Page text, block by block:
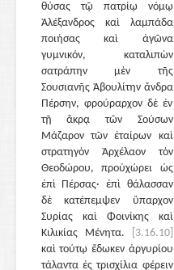
θύσας τῷ πατρίῳ νόμῳ
Ἀλέξανδρος καὶ λαμπάδα
ποιήσας καὶ ἀγῶνα
γυμνικόν, καταλιπὼν
σατράπην μὲν τῆς
Σουσιανῆς Ἀβουλίτην ἄνδρα
Πέρσην, φρούραρχον δὲ ἐν
τῇ ἄκρᾳ τῶν Σούσων
Μάζαρον τῶν ἑταίρων καὶ
στρατηγὸν Ἀρχέλαον τὸν
Θεοδώρου, προὐχώρει ὡς
ἐπὶ Πέρσας· ἐπὶ θάλασσαν
δὲ κατέπεμψεν ὕπαρχον
Συρίας καὶ Φοινίκης καὶ
Κιλικίας Μένητα.
[3.16.10]
καὶ τούτῳ ἔδωκεν ἀργυρίου
τάλαντα ἐς τρισχίλια φέρειν